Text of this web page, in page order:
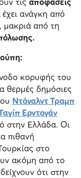
έχει ανάγκη από
μακριά από τη
κορυφής του
θερμές δημόσιες
Ντόναλντ Τραμπ
Ερντογάν
στην Ελλάδα. Οι
πιθανή
στο
ακόμη από το
ότι στην